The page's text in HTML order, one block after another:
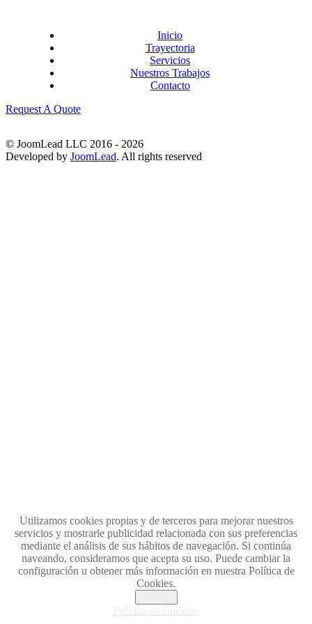
Inicio
Trayectoria
Servicios
Nuestros Trabajos
Contacto
Request A Quote
© JoomLead LLC 2016 - 2026
Developed by JoomLead. All rights reserved
Utilizamos cookies propias y de terceros para mejorar nuestros
servicios y mostrarle publicidad relacionada con sus preferencias
mediante el análisis de sus hábitos de navegación. Si continúa
naveando, consideramos que acepta su uso. Puede cambiar la
configuración u obtener más información en nuestra Política de
Cookies.